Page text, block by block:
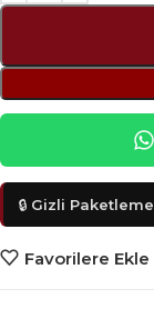
🔒 Gizli Paketleme
Favorilere Ekle